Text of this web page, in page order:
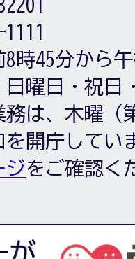
8時45分から
日曜日・祝日
務は、木曜（
を開庁してい
ジをご確認く